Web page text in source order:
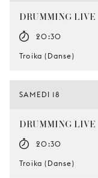
DRUMMING LIVE
20:30
Troika (Danse)
SAMEDI 18
DRUMMING LIVE
20:30
Troika (Danse)